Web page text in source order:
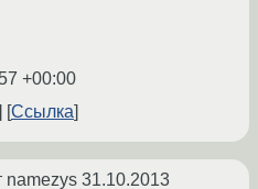
+00:00
Ссылка
namezys 31.10.2013